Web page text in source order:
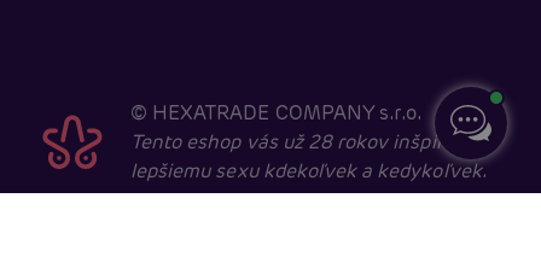
© HEXATRADE COMPANY s.r.o.
Tento eshop vás už 28 rokov inšpiruje k
lepšiemu sexu kdekoľvek a kedykoľvek.